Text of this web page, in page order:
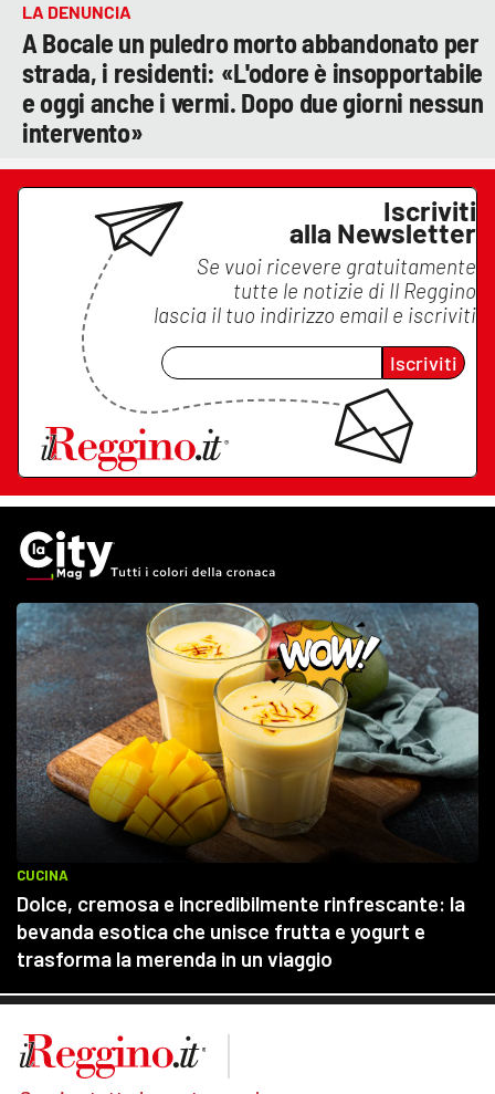
LA DENUNCIA
A Bocale un puledro morto abbandonato per
strada, i residenti: «L'odore è insopportabile
e oggi anche i vermi. Dopo due giorni nessun
intervento»
Iscriviti
alla Newsletter
Se vuoi ricevere gratuitamente
tutte le notizie di Il Reggino
lascia il tuo indirizzo email e iscriviti
Iscriviti